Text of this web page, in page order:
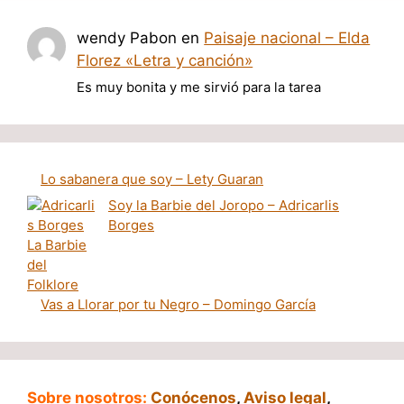
wendy Pabon en Paisaje nacional – Elda
Florez «Letra y canción»
Es muy bonita y me sirvió para la tarea
Lo sabanera que soy – Lety Guaran
Soy la Barbie del Joropo – Adricarlis
Borges
Vas a Llorar por tu Negro – Domingo García
Sobre nosotros: Conócenos, Aviso legal,